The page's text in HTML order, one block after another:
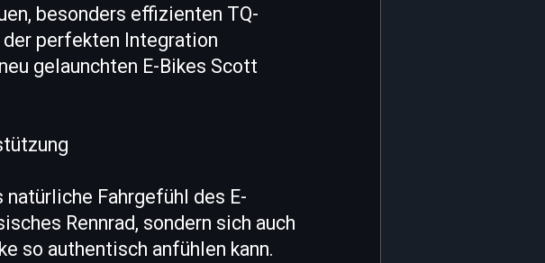
besonders effizienten TQ-
der perfekten Integration
gelaunchten E-Bikes Scott
Fahrgefühl des E-
Rennrad, sondern sich auch
so authentisch anfühlen kann.